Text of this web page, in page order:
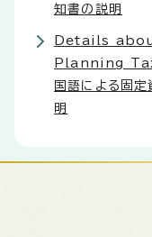
知書の説明
Details
Planning
国語による固定
明